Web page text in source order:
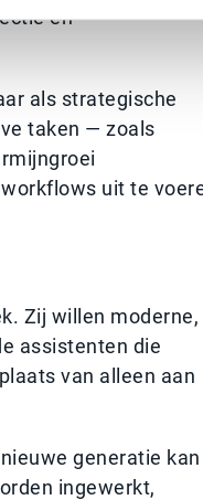
en
als strategische
taken — zoals
uit te
Zij willen moderne,
assistenten die
van alleen aan
generatie kan
ingewerkt,